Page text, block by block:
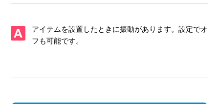
書が入っていない
アイテムを設置したときに振動があります。設定でオ
フも可能です。